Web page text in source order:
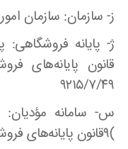
ز- سازمان‌: سازمان
قانون پایانه‌های
۹۲۱۵/۷/۴۹
س- سامانه
)۹قانون پایانه‌های فروشگاهی و سامانه مؤدیان